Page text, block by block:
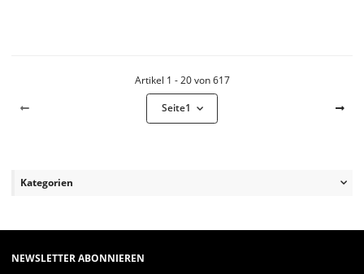
Artikel 1 - 20 von 617
Seite1
Kategorien
NEWSLETTER ABONNIEREN